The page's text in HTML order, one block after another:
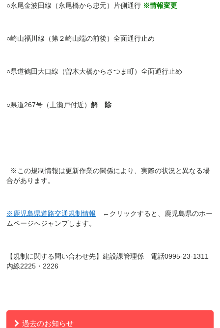
○永尾金波田線 （永尾橋から忠元） 片側通行 ※情報変更
○崎山福川線 （第２崎山端の前後）全面通行止め
○県道鶴田大口線 （曽木大橋からさつま町）全面通行止め
○県道267号 （土瀬戸付近）解 除
※ この規制情報は更新作業の関係により、実際の状況と異なる場
合があります。
※鹿児島県道路交通規制情報 ←クリックすると、鹿児島県のホー
ムページへジャンプします。
【規制に関する問い合わせ先】建設課管理係 電話0995-23-1311
内線2225 ・2226
過去のお知らせ